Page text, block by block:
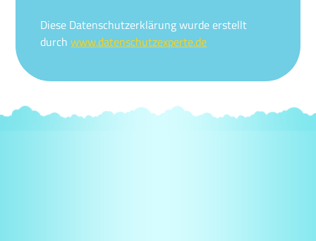
Diese Datenschutzerklärung wurde erstellt
durchwww.datenschutzexperte.de